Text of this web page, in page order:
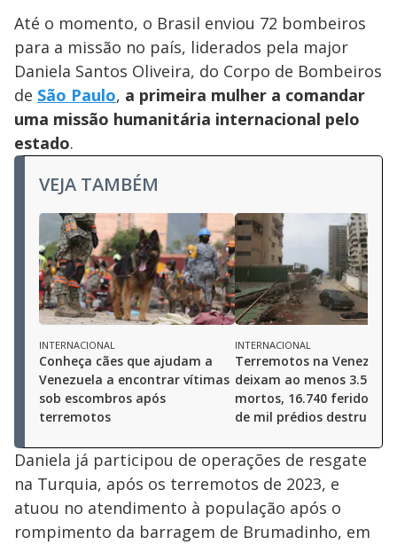
Até o momento, o Brasil enviou 72 bombeiros
para a missão no país, liderados pela major
Daniela Santos Oliveira, do Corpo de Bombeiros
de São Paulo, a primeira mulher a comandar
uma missão humanitária internacional pelo
estado.
VEJA TAMBÉM
INTERNACIONAL
Conheça cães que ajudam a
Venezuela a encontrar vítimas
sob escombros após
terremotos
INTERNACIONAL
Terremotos na Venezuela
deixam ao menos 3.500
mortos, 16.740 feridos e
de mil prédios destruídos
Daniela já participou de operações de resgate
na Turquia, após os terremotos de 2023, e
atuou no atendimento à população após o
rompimento da barragem de Brumadinho, em